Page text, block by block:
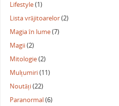
Lifestyle(1)
Lista vrăjitoarelor(2)
Magia în lume(7)
Magii(2)
Mitologie(2)
Mulțumiri(11)
Noutăți(22)
Paranormal(6)